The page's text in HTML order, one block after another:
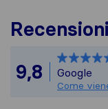
Recensioni
9,8
Google
Come